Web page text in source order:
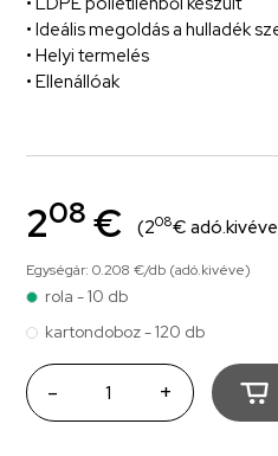
• Ideális megoldás a hulladék
• Helyi termelés
• Ellenállóak
208 € (208€
Egységár: 0.208 €/db (adó.kivéve)
rola - 10 db
kartondoboz - 120 db
- +